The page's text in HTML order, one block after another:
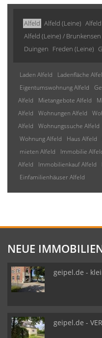
Alfeld Alfeld (Leine)
Alfeld (Leine) / Brunkensen
Duingen Freden (Leine)
Laden Alfeld Ladenfläche
Eigentumswohnung Alfeld
Alfeld
Mietangebote Alfeld
Alfeld
Wohnungen Alfeld
Alfeld
Wohnungssuche Alfeld
Wohnung Alfeld
Haus Alfeld
mieten Alfeld
Immobilie
Alfeld
Immobilienkauf Alfeld
Einfamilienhäuser Alfeld
NEUE
geipel.de -
geipel.de -